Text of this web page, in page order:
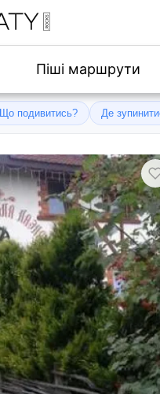
Піші маршрути
Що подивитись? Де